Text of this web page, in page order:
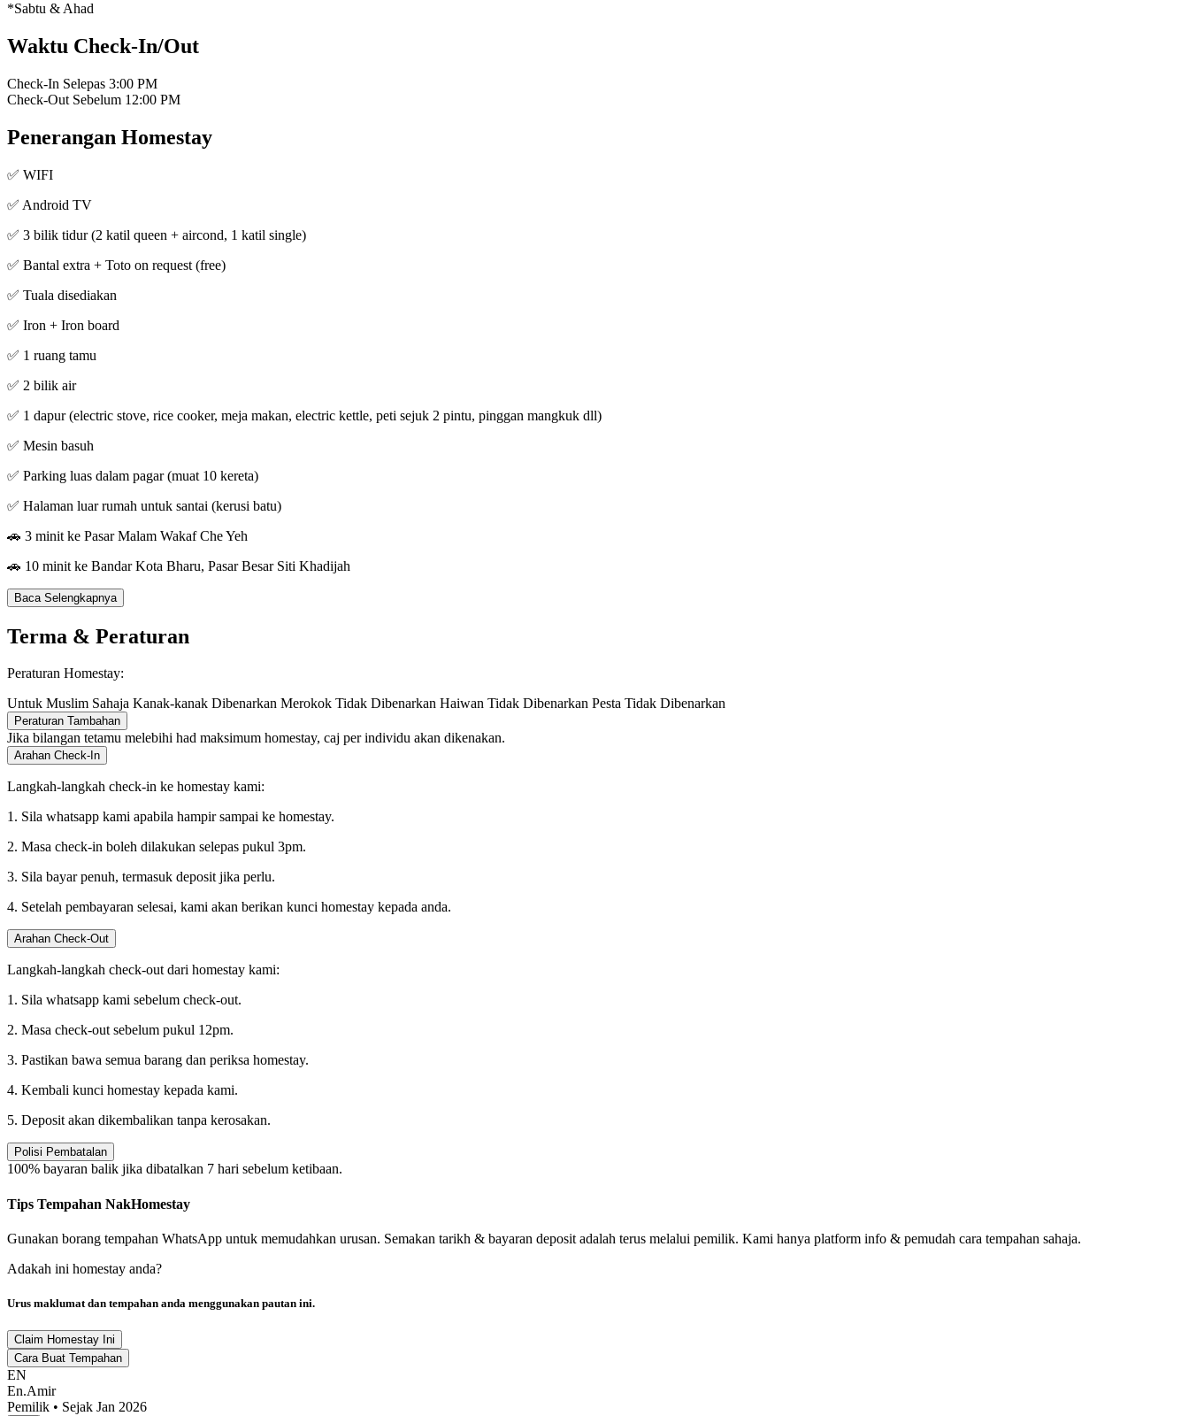
*Sabtu & Ahad
Waktu Check-In/Out
Check-In Selepas 3:00 PM
Check-Out Sebelum 12:00 PM
Penerangan Homestay
✅ WIFI
✅ Android TV
✅ 3 bilik tidur (2 katil queen + aircond, 1 katil single)
✅ Bantal extra + Toto on request (free)
✅ Tuala disediakan
✅ Iron + Iron board
✅ 1 ruang tamu
✅ 2 bilik air
✅ 1 dapur (electric stove, rice cooker, meja makan, electric kettle, peti sejuk 2 pintu, pinggan mangkuk dll)
✅ Mesin basuh
✅ Parking luas dalam pagar (muat 10 kereta)
✅ Halaman luar rumah untuk santai (kerusi batu)
🚗 3 minit ke Pasar Malam Wakaf Che Yeh
🚗 10 minit ke Bandar Kota Bharu, Pasar Besar Siti Khadijah
Baca Selengkapnya
Terma & Peraturan
Peraturan Homestay:
Untuk Muslim Sahaja Kanak-kanak Dibenarkan Merokok Tidak Dibenarkan Haiwan Tidak Dibenarkan Pesta Tidak Dibenarkan
Peraturan Tambahan
Jika bilangan tetamu melebihi had maksimum homestay, caj per individu akan dikenakan.
Arahan Check-In
Langkah-langkah check-in ke homestay kami:
1. Sila whatsapp kami apabila hampir sampai ke homestay.
2. Masa check-in boleh dilakukan selepas pukul 3pm.
3. Sila bayar penuh, termasuk deposit jika perlu.
4. Setelah pembayaran selesai, kami akan berikan kunci homestay kepada anda.
Arahan Check-Out
Langkah-langkah check-out dari homestay kami:
1. Sila whatsapp kami sebelum check-out.
2. Masa check-out sebelum pukul 12pm.
3. Pastikan bawa semua barang dan periksa homestay.
4. Kembali kunci homestay kepada kami.
5. Deposit akan dikembalikan tanpa kerosakan.
Polisi Pembatalan
100% bayaran balik jika dibatalkan 7 hari sebelum ketibaan.
Tips Tempahan NakHomestay
Gunakan borang tempahan WhatsApp untuk memudahkan urusan. Semakan tarikh & bayaran deposit adalah terus melalui pemilik. Kami hanya platform info & pemudah cara tempahan sahaja.
Adakah ini homestay anda?
Urus maklumat dan tempahan anda menggunakan pautan ini.
Claim Homestay Ini
Cara Buat Tempahan
EN
En.Amir
Pemilik • Sejak Jan 2026